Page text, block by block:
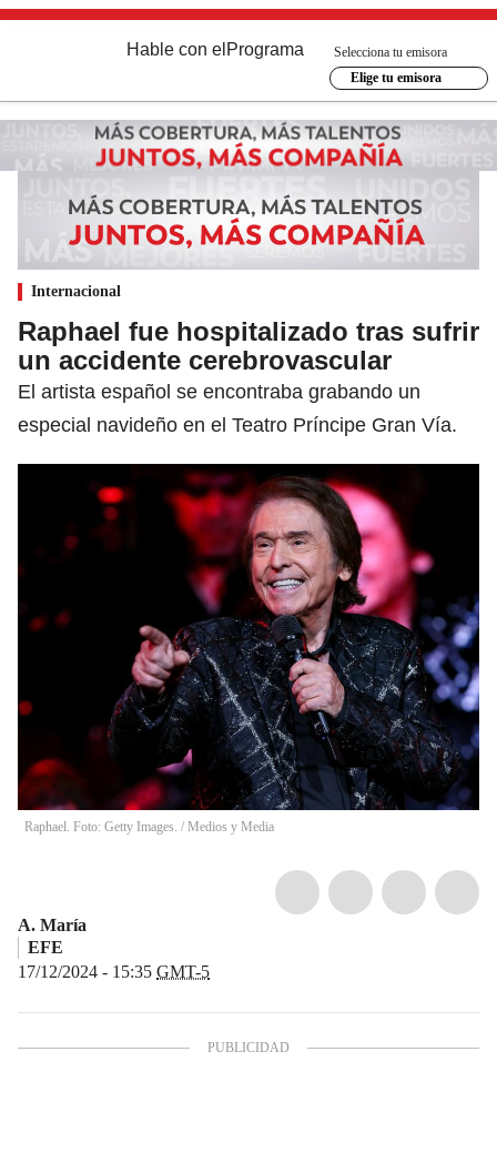
Hable con el Programa
Selecciona tu emisora
Elige tu emisora
Internacional
Raphael fue hospitalizado tras sufrir
un accidente cerebrovascular
El artista español se encontraba grabando un
especial navideño en el Teatro Príncipe Gran Vía.
Raphael. Foto: Getty Images. / Medios y Media
A. María
EFE
17/12/2024 - 15:35 GMT-5